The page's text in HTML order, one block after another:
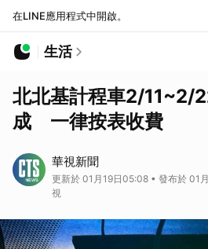
在LINE應用程式中開啟。
生活
北北基計程車2/11~2/
成 一律按表收費
華視新聞
更新於 01月19日05:08 • 發布於 01
視